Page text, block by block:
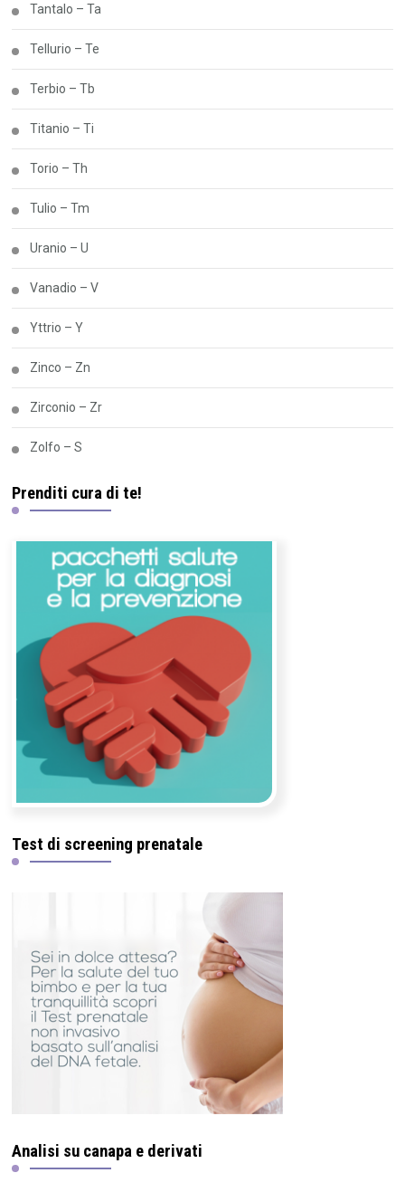
Tantalo – Ta
Tellurio – Te
Terbio – Tb
Titanio – Ti
Torio – Th
Tulio – Tm
Uranio – U
Vanadio – V
Yttrio – Y
Zinco – Zn
Zirconio – Zr
Zolfo – S
Prenditi cura di te!
Test di screening prenatale
Analisi su canapa e derivati